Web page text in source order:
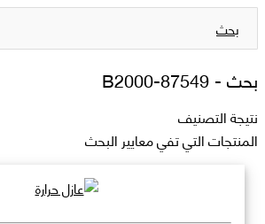
بحث
بحث -87549-B2000
نتيجة التصنيف
المنتجات التي تفي معايير البحث